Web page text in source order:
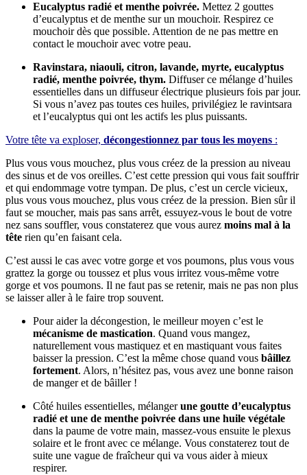
Eucalyptus radié et menthe poivrée. Mettez 2 gouttes
d’eucalyptus et de menthe sur un mouchoir. Respirez ce
mouchoir dès que possible. Attention de ne pas mettre en
contact le mouchoir avec votre peau.
Ravinstara, niaouli, citron, lavande, myrte, eucalyptus
radié, menthe poivrée, thym. Diffuser ce mélange d’huiles
essentielles dans un diffuseur électrique plusieurs fois par jour.
Si vous n’avez pas toutes ces huiles, privilégiez le ravintsara
et l’eucalyptus qui ont les actifs les plus puissants.
Votre tête va exploser, décongestionnez par tous les moyens :
Plus vous vous mouchez, plus vous créez de la pression au niveau
des sinus et de vos oreilles. C’est cette pression qui vous fait souffrir
et qui endommage votre tympan. De plus, c’est un cercle vicieux,
plus vous vous mouchez, plus vous créez de la pression. Bien sûr il
faut se moucher, mais pas sans arrêt, essuyez-vous le bout de votre
nez sans souffler, vous constaterez que vous aurez moins mal à la
tête rien qu’en faisant cela.
C’est aussi le cas avec votre gorge et vos poumons, plus vous vous
grattez la gorge ou toussez et plus vous irritez vous-même votre
gorge et vos poumons. Il ne faut pas se retenir, mais ne pas non plus
se laisser aller à le faire trop souvent.
Pour aider la décongestion, le meilleur moyen c’est le
mécanisme de mastication. Quand vous mangez,
naturellement vous mastiquez et en mastiquant vous faites
baisser la pression. C’est la même chose quand vous bâillez
fortement. Alors, n’hésitez pas, vous avez une bonne raison
de manger et de bâiller !
Côté huiles essentielles, mélangerune goutte d’eucalyptus
radié et une de menthe poivrée dans une huile végétale
dans la paume de votre main, massez-vous ensuite le plexus
solaire et le front avec ce mélange. Vous constaterez tout de
suite une vague de fraîcheur qui va vous aider à mieux
respirer.